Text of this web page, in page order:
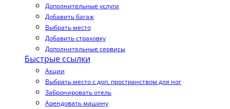
Дополнительные услуги
Добавить багаж
Выбрать место
Добавить страховку
Дополнительные сервисы
Быстрые ссылки
Акции
Выбрать место с доп. пространством для ног
Забронировать отель
Арендовать машину